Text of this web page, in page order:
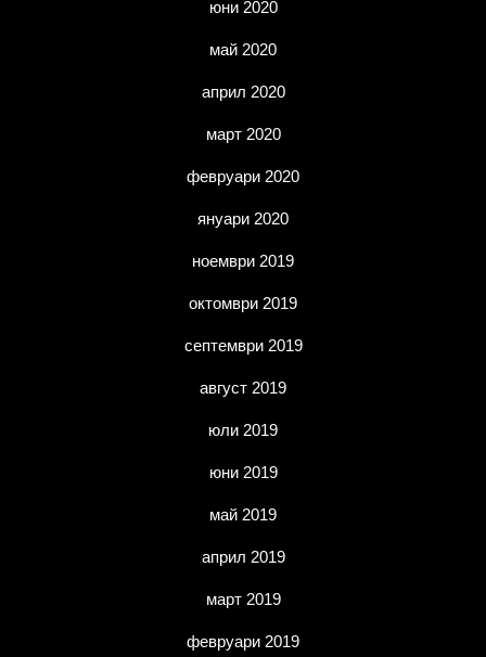
юни 2020
май 2020
април 2020
март 2020
февруари 2020
януари 2020
ноември 2019
октомври 2019
септември 2019
август 2019
юли 2019
юни 2019
май 2019
април 2019
март 2019
февруари 2019